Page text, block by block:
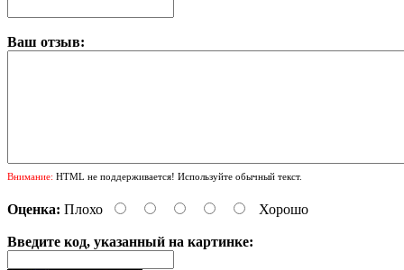
Ваш отзыв:
Внимание: HTML не поддерживается! Используйте обычный текст.
Оценка: Плохо Хорошо
Введите код, указанный на картинке: